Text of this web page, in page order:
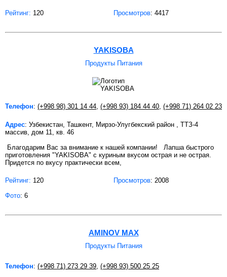
Рейтинг: 120 Просмотров: 4417
YAKISOBA
Продукты Питания
Телефон: (+998 98) 301 14 44, (+998 93) 184 44 40, (+998 71) 264 02 23
Адрес: Узбекистан, Ташкент, Мирзо-Улугбекский район , ТТЗ-4
массив, дом 11, кв. 46
Благодарим Вас за внимание к нашей компании! Лапша быстрого
приготовления "YAKISOBA" с куриным вкусом острая и не острая.
Придется по вкусу практически всем,
Рейтинг: 120 Просмотров: 2008
Фото: 6
AMINOV MAX
Продукты Питания
Телефон: (+998 71) 273 29 39, (+998 93) 500 25 25